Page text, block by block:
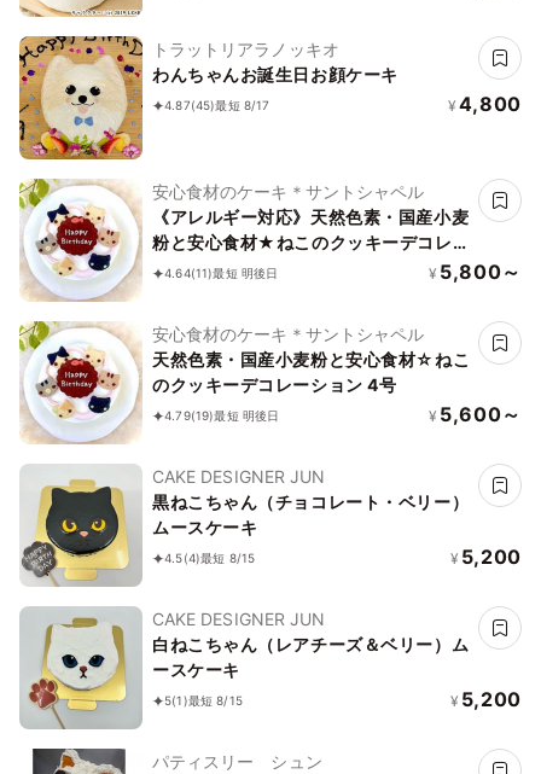
トラットリアラノッキオ
わんちゃんお誕生日お顔ケーキ
4.87(45)最短 8/17 ¥ 4,800
安心食材のケーキ＊サントシャペル
《アレルギー対応》天然色素・国産小麦
粉と安心食材★ねこのクッキーデコレー
ション★卵乳除去可能 4号
4.64(11)最短 明後日 ¥ 5,800～
安心食材のケーキ＊サントシャペル
天然色素・国産小麦粉と安心食材☆ねこ
のクッキーデコレーション 4号
4.79(19)最短 明後日 ¥ 5,600～
CAKE DESIGNER JUN
黒ねこちゃん（チョコレート・ベリー）
ムースケーキ
4.5(4)最短 8/15 ¥ 5,200
CAKE DESIGNER JUN
白ねこちゃん（レアチーズ＆ベリー）ム
ースケーキ
5(1)最短 8/15 ¥ 5,200
パティスリー シュン